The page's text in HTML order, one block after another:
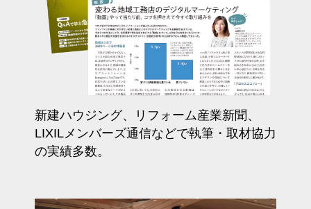
新建ハウジング、リフォーム産業新聞、
LIXILメンバーズ通信などで執筆・取材協力
の実績多数。